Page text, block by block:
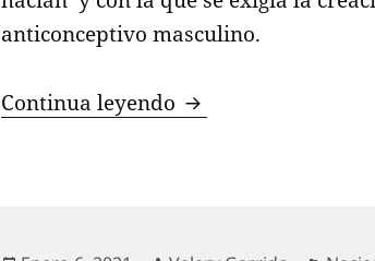
anticonceptivo masculino.
Continua leyendo Anticonceptivo